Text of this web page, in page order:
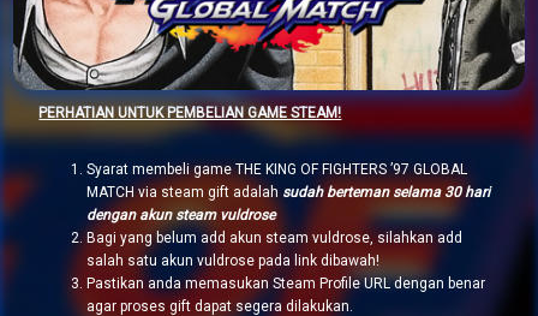
PERHATIAN UNTUK PEMBELIAN GAME STEAM!
Syarat membeli game THE KING OF FIGHTERS ’97 GLOBAL
MATCH via steam gift adalah sudah berteman selama 30 hari
dengan akun steam vuldrose
Bagi yang belum add akun steam vuldrose, silahkan add
salah satu akun vuldrose pada link dibawah!
Pastikan anda memasukan Steam Profile URL dengan benar
agar proses gift dapat segera dilakukan.